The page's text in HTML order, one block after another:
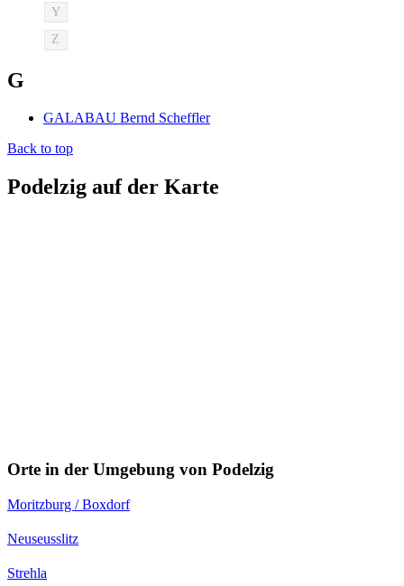
Y
Z
G
GALABAU Bernd Scheffler
Back to top
Podelzig auf der Karte
Orte in der Umgebung von Podelzig
Moritzburg / Boxdorf
Neuseusslitz
Strehla